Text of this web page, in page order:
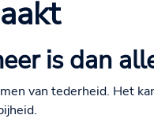
is dan
van tederheid. Het